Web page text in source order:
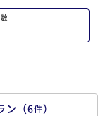
為、ホテルで過ごす
中できる環境だった
て臨むことができま
有難うございました。
ン （6件）